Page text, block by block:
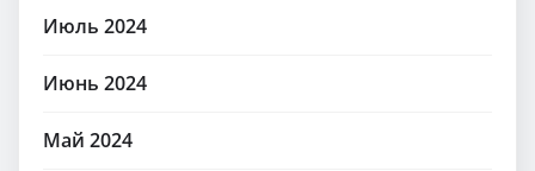
Июль 2024
Июнь 2024
Май 2024